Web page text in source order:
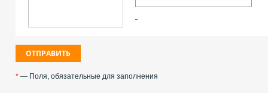
* — Поля, обязательные для заполнения